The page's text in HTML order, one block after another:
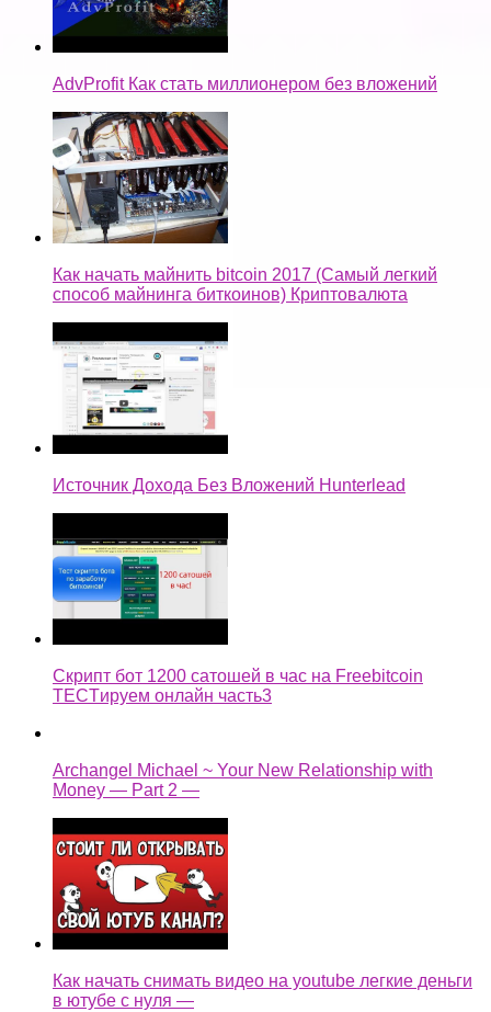
AdvProfit Как стать миллионером без вложений
Как начать майнить bitcoin 2017 (Самый легкий
способ майнинга биткоинов) Криптовалюта
Источник Дохода Без Вложений Hunterlead
Скрипт бот 1200 сатошей в час на Freebitcoin
TECTируем онлайн часть3
Archangel Michael ~ Your New Relationship with
Money — Part 2 —
Как начать снимать видео на youtube легкие деньги
в ютубе с нуля —